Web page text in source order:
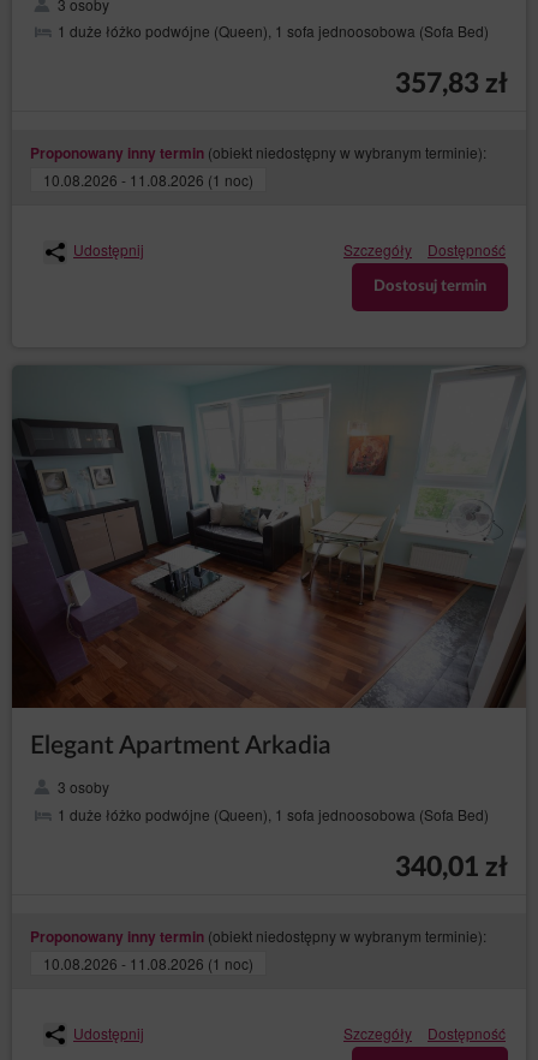
1 duże łóżko podwójne (Queen), 1 sofa jednoosobowa (Sofa Bed)
357,83 zł
Proponowany inny termin (obiekt niedostępny w wybranym terminie):
10.08.2026 - 11.08.2026 (1 noc)
Udostępnij Szczegóły Dostępność
Dostosuj termin
Elegant Apartment Arkadia
3 osoby
1 duże łóżko podwójne (Queen), 1 sofa jednoosobowa (Sofa Bed)
340,01 zł
Proponowany inny termin (obiekt niedostępny w wybranym terminie):
10.08.2026 - 11.08.2026 (1 noc)
Udostępnij Szczegóły Dostępność